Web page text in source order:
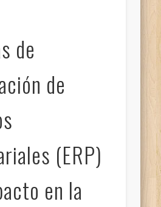
de
de
(ERP)
en la